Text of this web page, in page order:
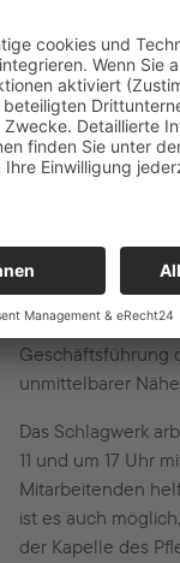
Die
Das Diakonische
freistehende
der Heimleitung
Geschäftsführung
unmittelbarer
Das Schlagwerk
11 und um 17 Uhr
Mitarbeitenden
ist es auch
der Kapelle des